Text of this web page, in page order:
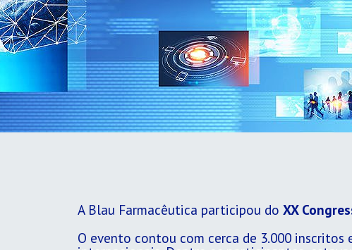
A Blau Farmacêutica participou do XX
O evento contou com cerca de 3.000